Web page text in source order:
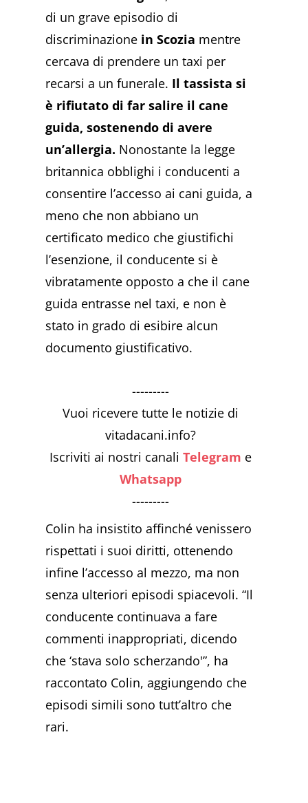
di un grave episodio di
discriminazione in Scozia mentre
cercava di prendere un taxi per
recarsi a un funerale. Il tassista si
è rifiutato di far salire il cane
guida, sostenendo di avere
un’allergia. Nonostante la legge
britannica obblighi i conducenti a
consentire l’accesso ai cani guida, a
meno che non abbiano un
certificato medico che giustifichi
l’esenzione, il conducente si è
vibratamente opposto a che il cane
guida entrasse nel taxi, e non è
stato in grado di esibire alcun
documento giustificativo.
---------
Vuoi ricevere tutte le notizie di
vitadacani.info?
Iscriviti ai nostri canaliTelegram e
Whatsapp
---------
Colin ha insistito affinché venissero
rispettati i suoi diritti, ottenendo
infine l’accesso al mezzo, ma non
senza ulteriori episodi spiacevoli. “Il
conducente continuava a fare
commenti inappropriati, dicendo
che ‘stava solo scherzando'”, ha
raccontato Colin, aggiungendo che
episodi simili sono tutt’altro che
rari.